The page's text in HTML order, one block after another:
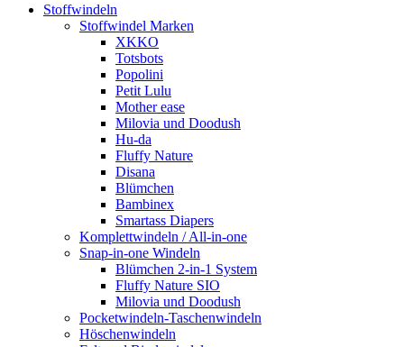
Stoffwindeln
Stoffwindel Marken
XKKO
Totsbots
Popolini
Petit Lulu
Mother ease
Milovia und Doodush
Hu-da
Fluffy Nature
Disana
Blümchen
Bambinex
Smartass Diapers
Komplettwindeln / All-in-one
Snap-in-one Windeln
Blümchen 2-in-1 System
Fluffy Nature SIO
Milovia und Doodush
Pocketwindeln-Taschenwindeln
Höschenwindeln